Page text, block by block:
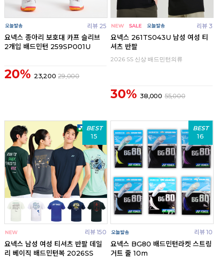
리뷰 25
요넥스 종아리 보호대 카프 슬리브
2개입 배드민턴 259SP001U
20% 23,200 29,000
리뷰 3
요넥스 261TS043U 남성 여성 티
셔츠 반팔
2026 SS 신상 배드민턴의류
30% 38,000 55,000
BEST
15
리뷰 150
요넥스 남성 여성 티셔츠 반팔 데일
리 베이직 배드민턴복 2026SS
BEST
16
리뷰 10
요넥스 BG80 배드민턴라켓 스트링
거트 줄 10m